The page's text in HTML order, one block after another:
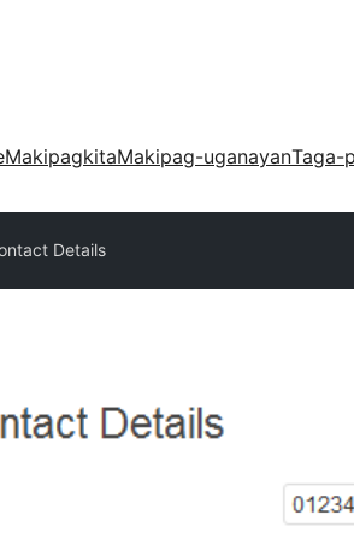
MakipagkitaMakipag-uganayanTaga-
Details